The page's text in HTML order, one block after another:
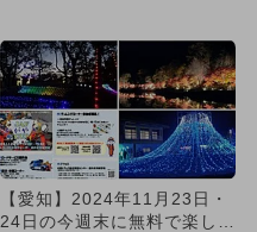
【愛知】2024年11月23日・
24日の今週末に無料で楽しめ